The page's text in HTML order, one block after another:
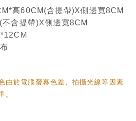
高60CM(含提帶)X側邊寬8CM
含提帶)X側邊寬8CM
由於電腦螢幕色差、拍攝光線等因素
。